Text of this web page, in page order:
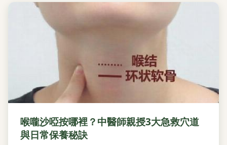
喉嚨沙啞按哪裡？中醫師親授3大急救穴道
與日常保養秘訣